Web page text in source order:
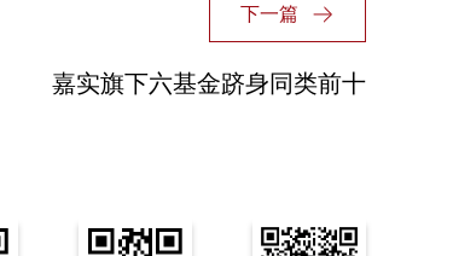
下一篇
嘉实旗下六基金跻身同类前十